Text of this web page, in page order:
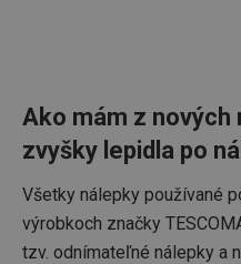
Ako mám z nových
zvyšky lepidla po
Všetky nálepky používané
výrobkoch značky
tzv. odnímateľné nálepky a
__rtbh.lid